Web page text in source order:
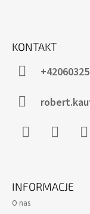
KONTAKT
INFORMACJE
O nas